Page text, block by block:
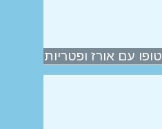
טופו עם אורז ופטריות